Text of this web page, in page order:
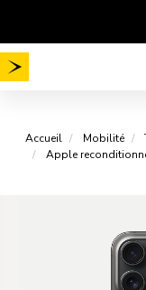
contenu
Accueil Mobilité
Apple